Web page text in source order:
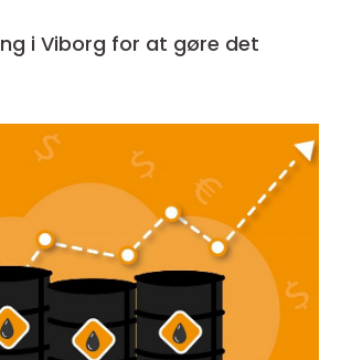
i Viborg for at gøre det